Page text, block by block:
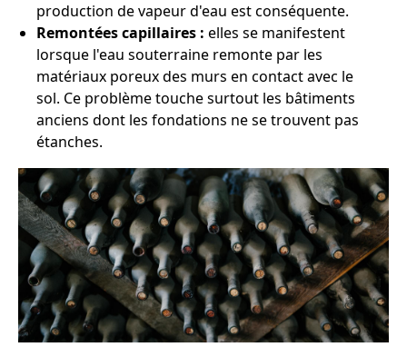
production de vapeur d'eau est conséquente.
Remontées capillaires : elles se manifestent
lorsque l'eau souterraine remonte par les
matériaux poreux des murs en contact avec le
sol. Ce problème touche surtout les bâtiments
anciens dont les fondations ne se trouvent pas
étanches.